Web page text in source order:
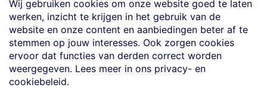
strand van Cava dell'Isola in Foriof Venere Citarea, van
wie het votiefbeeld werd gevonden, beschouwde dit
als een heilige plek en de Baai van Citara was
beroemd om de zee en de thermen. Citara betekent
letterlijk het vruchtbaar maken van water en de
rijkdom en de verscheidenheid van de vulkanische
Wij gebruiken cookies om onze website goed te laten
werken, inzicht te krijgen in het gebruik van de
website en onze content en aanbiedingen beter af te
stemmen op jouw interesses. Ook zorgen cookies
ervoor dat functies van derden correct worden
weergegeven. Lees meer in ons privacy- en
cookiebeleid.